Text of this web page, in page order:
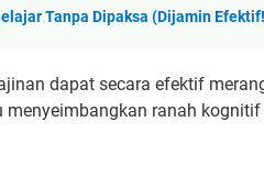
Tanpa Dipaksa (Dijamin
dapat secara efektif
menyeimbangkan ranah